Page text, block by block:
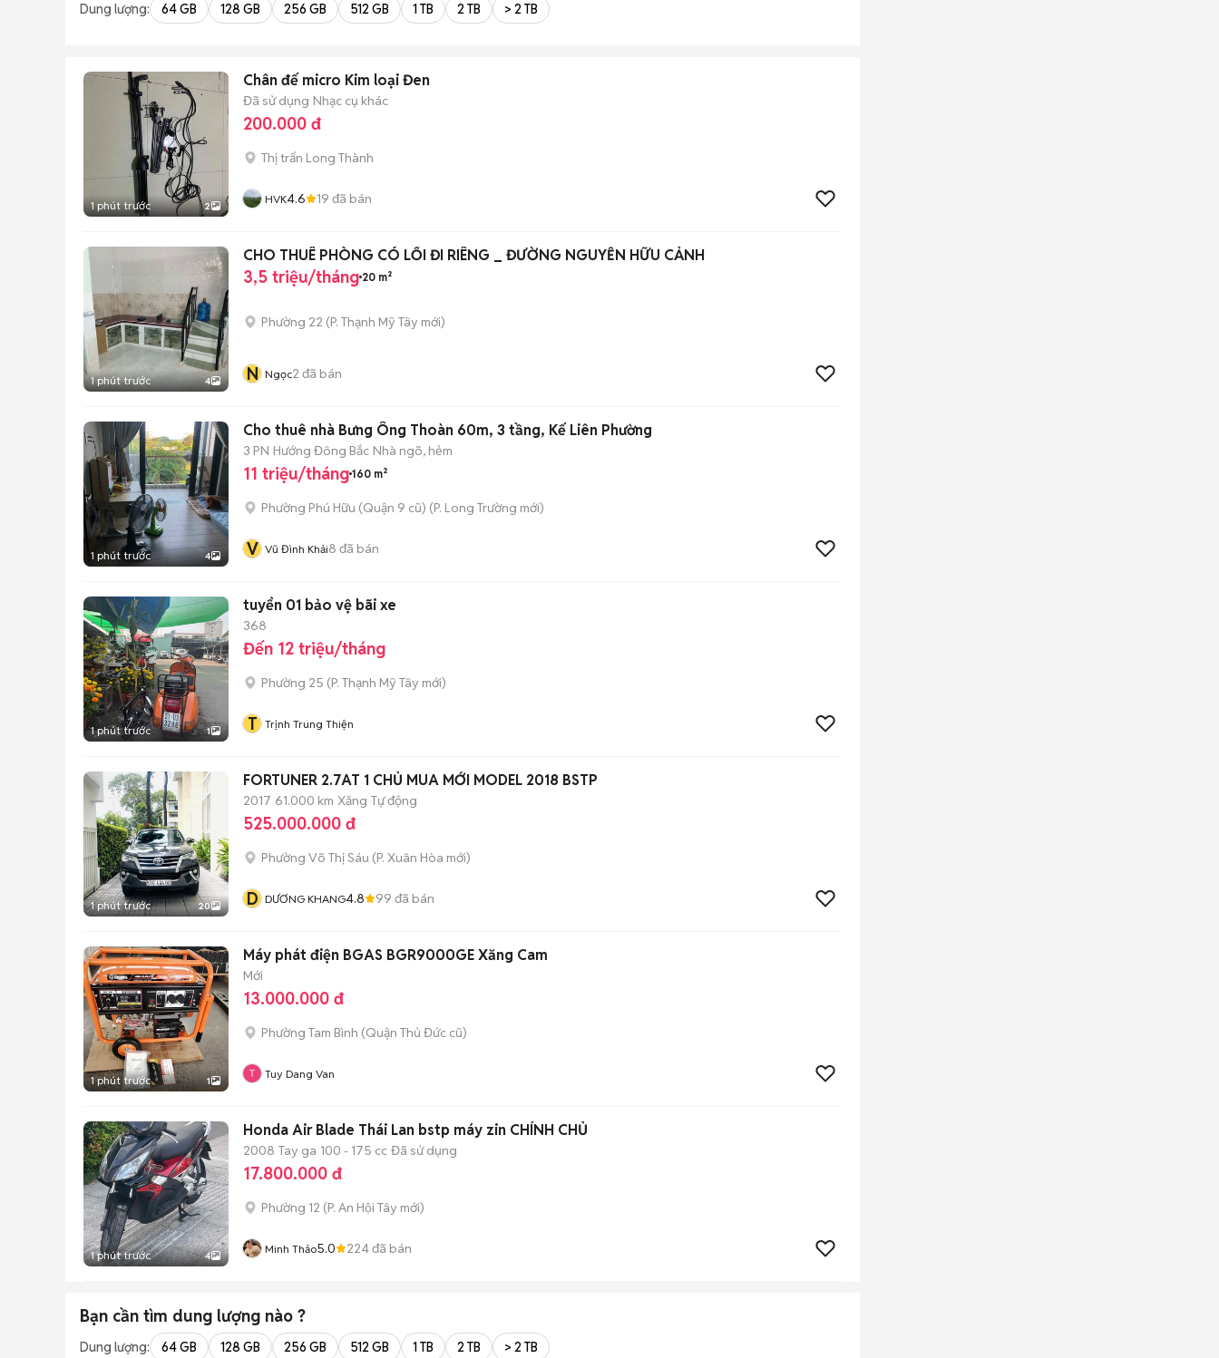
Dung lượng: 64 GB 128 GB 256 GB 512 GB 1 TB 2 TB > 2 TB
1 phút trước 2
Chân đế micro Kim loại Đen
Đã sử dụng Nhạc cụ khác
200.000 đ
Thị trấn Long Thành
HVK4.6 19 đã bán
1 phút trước 4
CHO THUÊ PHÒNG CÓ LỐI ĐI RIÊNG _ ĐƯỜNG NGUYỄN HỮU CẢNH
3,5 triệu/tháng 20 m²
Phường 22 (P. Thạnh Mỹ Tây mới)
N Ngọc2 đã bán
1 phút trước 4
Cho thuê nhà Bưng Ông Thoàn 60m, 3 tầng, Kế Liên Phường
3 PN Hướng Đông Bắc Nhà ngõ, hẻm
11 triệu/tháng 160 m²
Phường Phú Hữu (Quận 9 cũ) (P. Long Trường mới)
V Vũ Đình Khải8 đã bán
1 phút trước 1
tuyển 01 bảo vệ bãi xe
368
Đến 12 triệu/tháng
Phường 25 (P. Thạnh Mỹ Tây mới)
T Trịnh Trung Thiện
1 phút trước 20
FORTUNER 2.7AT 1 CHỦ MUA MỚI MODEL 2018 BSTP
2017 61.000 km Xăng Tự động
525.000.000 đ
Phường Võ Thị Sáu (P. Xuân Hòa mới)
D DƯƠNG KHANG4.8 99 đã bán
1 phút trước 1
Máy phát điện BGAS BGR9000GE Xăng Cam
Mới
13.000.000 đ
Phường Tam Bình (Quận Thủ Đức cũ)
Tuy Dang Van
1 phút trước 4
Honda Air Blade Thái Lan bstp máy zin CHÍNH CHỦ
2008 Tay ga 100 - 175 cc Đã sử dụng
17.800.000 đ
Phường 12 (P. An Hội Tây mới)
Minh Thảo5.0 224đã bán
Bạn cần tìm dung lượng nào ?
Dung lượng: 64 GB 128 GB 256 GB 512 GB 1 TB 2 TB > 2 TB